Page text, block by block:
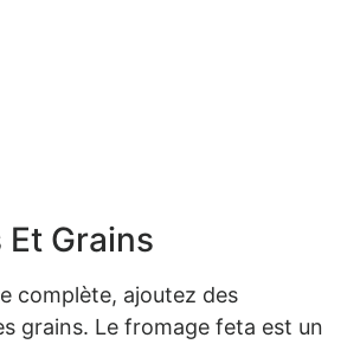
Grains
complète, ajoutez des
grains. Le fromage feta est un